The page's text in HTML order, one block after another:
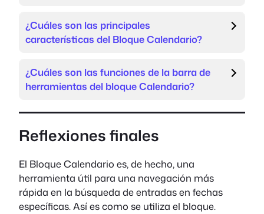
¿Cuáles son las principales
características del Bloque Calendario?
¿Cuáles son las funciones de la barra de
herramientas del bloque Calendario?
Reflexiones finales
El Bloque Calendario es, de hecho, una
herramienta útil para una navegación más
rápida en la búsqueda de entradas en fechas
específicas. Así es como se utiliza el bloque.